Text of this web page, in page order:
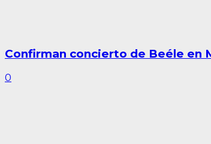
Confirman concierto de Beéle en
0